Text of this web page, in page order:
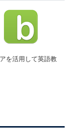
を活用して英語教